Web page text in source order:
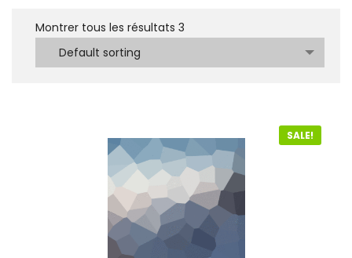
Montrer tous les résultats 3
Default sorting
SALE!